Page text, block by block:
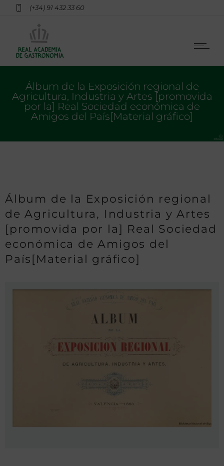
(+34) 91 432 33 60
Álbum de la Exposición regional de
Agricultura, Industria y Artes [promovida
por la] Real Sociedad económica de
Amigos del País[Material gráfico]
Álbum de la Exposición regional
de Agricultura, Industria y Artes
[promovida por la] Real Sociedad
económica de Amigos del
País[Material gráfico]